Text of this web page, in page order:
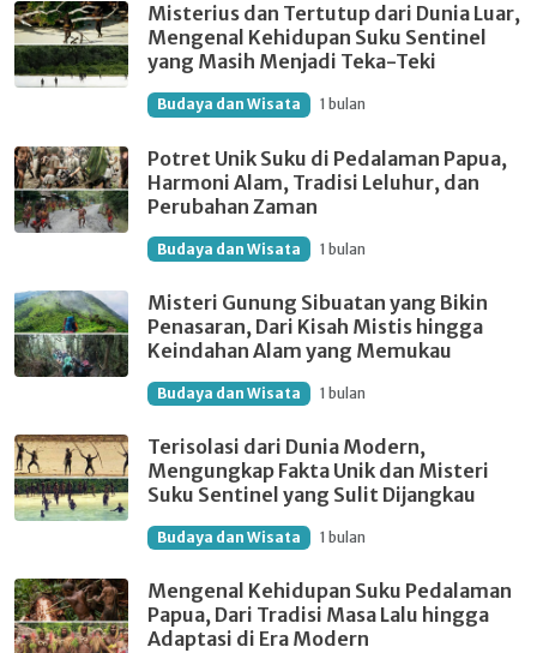
Misterius dan Tertutup dari Dunia Luar,
Mengenal Kehidupan Suku Sentinel
yang Masih Menjadi Teka-Teki
Budaya dan Wisata 1 bulan
Potret Unik Suku di Pedalaman Papua,
Harmoni Alam, Tradisi Leluhur, dan
Perubahan Zaman
Budaya dan Wisata 1 bulan
Misteri Gunung Sibuatan yang Bikin
Penasaran, Dari Kisah Mistis hingga
Keindahan Alam yang Memukau
Budaya dan Wisata 1 bulan
Terisolasi dari Dunia Modern,
Mengungkap Fakta Unik dan Misteri
Suku Sentinel yang Sulit Dijangkau
Budaya dan Wisata 1 bulan
Mengenal Kehidupan Suku Pedalaman
Papua, Dari Tradisi Masa Lalu hingga
Adaptasi di Era Modern